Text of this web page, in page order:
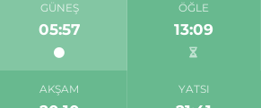
GÜNEŞ
05:57
ÖĞLE
13:09
AKŞAM YATSI